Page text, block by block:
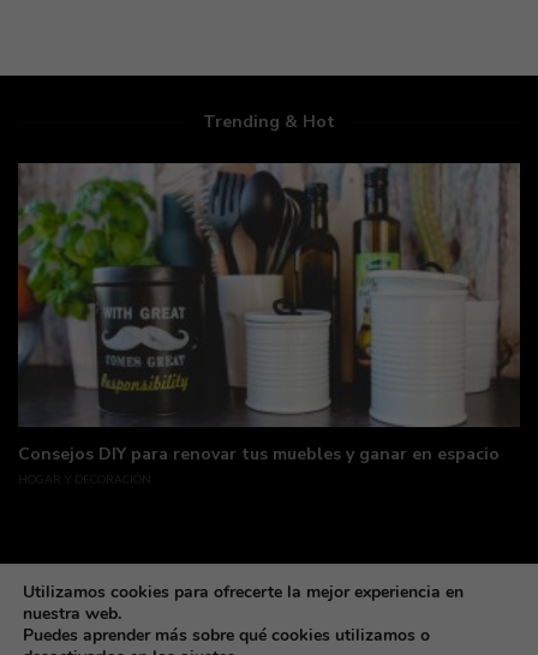
Trending & Hot
Consejos DIY para renovar tus muebles y ganar en espacio
HOGAR Y DECORACIÓN
Utilizamos cookies para ofrecerte la mejor experiencia en
nuestra web.
Puedes aprender más sobre qué cookies utilizamos o